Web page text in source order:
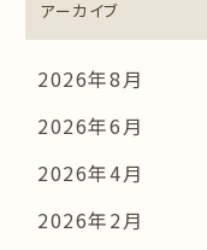
アーカイブ
2026年8月
2026年6月
2026年4月
2026年2月